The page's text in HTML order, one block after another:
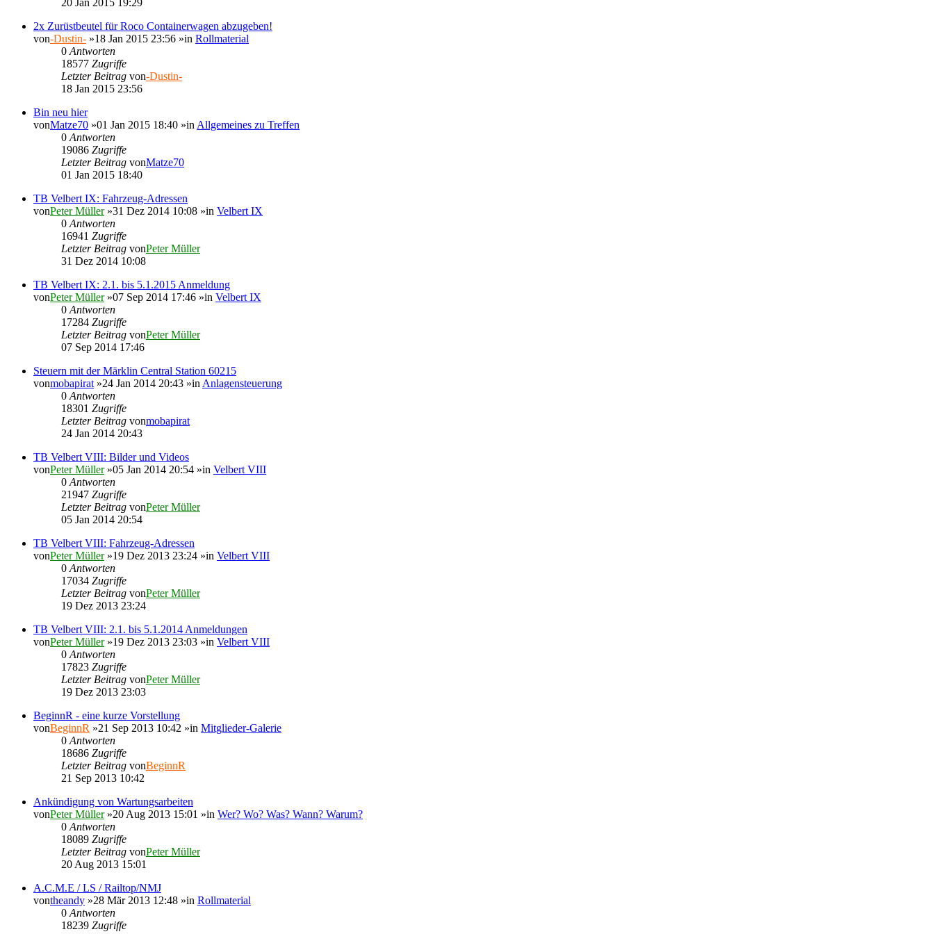
2x Zurüstbeutel für Roco Containerwagen abzugeben!
von-Dustin- »18 Jan 2015 23:56 »in Rollmaterial
0 Antworten
18577 Zugriffe
Letzter Beitrag von-Dustin-
18 Jan 2015 23:56
Bin neu hier
vonMatze70 »01 Jan 2015 18:40 »in Allgemeines zu Treffen
0 Antworten
19086 Zugriffe
Letzter Beitrag vonMatze70
01 Jan 2015 18:40
TB Velbert IX: Fahrzeug-Adressen
vonPeter Müller»31 Dez 2014 10:08 »in Velbert IX
0 Antworten
16941 Zugriffe
Letzter Beitrag vonPeter Müller
31 Dez 2014 10:08
TB Velbert IX: 2.1. bis 5.1.2015 Anmeldung
vonPeter Müller»07 Sep 2014 17:46 »in Velbert IX
0 Antworten
17284 Zugriffe
Letzter Beitrag vonPeter Müller
07 Sep 2014 17:46
Steuern mit der Märklin Central Station 60215
vonmobapirat »24 Jan 2014 20:43 »in Anlagensteuerung
0 Antworten
18301 Zugriffe
Letzter Beitrag vonmobapirat
24 Jan 2014 20:43
TB Velbert VIII: Bilder und Videos
vonPeter Müller»05 Jan 2014 20:54 »in Velbert VIII
0 Antworten
21947 Zugriffe
Letzter Beitrag vonPeter Müller
05 Jan 2014 20:54
TB Velbert VIII: Fahrzeug-Adressen
vonPeter Müller»19 Dez 2013 23:24 »in Velbert VIII
0 Antworten
17034 Zugriffe
Letzter Beitrag vonPeter Müller
19 Dez 2013 23:24
TB Velbert VIII: 2.1. bis 5.1.2014 Anmeldungen
vonPeter Müller»19 Dez 2013 23:03 »in Velbert VIII
0 Antworten
17823 Zugriffe
Letzter Beitrag vonPeter Müller
19 Dez 2013 23:03
BeginnR - eine kurze Vorstellung
vonBeginnR »21 Sep 2013 10:42 »in Mitglieder-Galerie
0 Antworten
18686 Zugriffe
Letzter Beitrag vonBeginnR
21 Sep 2013 10:42
Ankündigung von Wartungsarbeiten
vonPeter Müller»20 Aug 2013 15:01 »in Wer? Wo? Was? Wann? Warum?
0 Antworten
18089 Zugriffe
Letzter Beitrag vonPeter Müller
20 Aug 2013 15:01
A.C.M.E / LS / Railtop/NMJ
vontheandy »28 Mär 2013 12:48 »in Rollmaterial
0 Antworten
18239 Zugriffe